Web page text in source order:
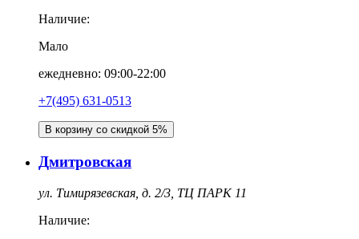
Наличие:
Мало
ежедневно: 09:00-22:00
+7(495) 631-0513
В корзину со скидкой 5%
Дмитровская
ул. Тимирязевская, д. 2/3, ТЦ ПАРК 11
Наличие: